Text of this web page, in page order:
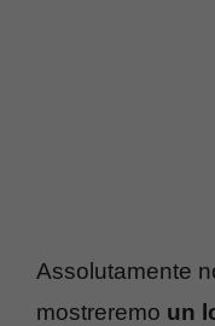
Assolutamente
mostreremo un